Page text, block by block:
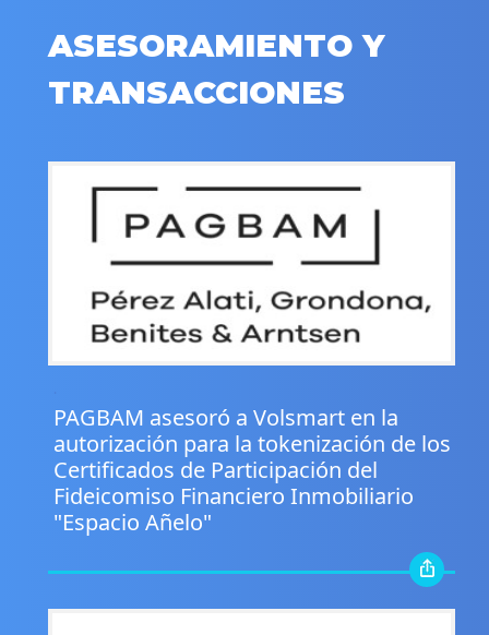
ASESORAMIENTO Y
TRANSACCIONES
PAGBAM asesoró a Volsmart en la
autorización para la tokenización de los
Certificados de Participación del
Fideicomiso Financiero Inmobiliario
"Espacio Añelo"